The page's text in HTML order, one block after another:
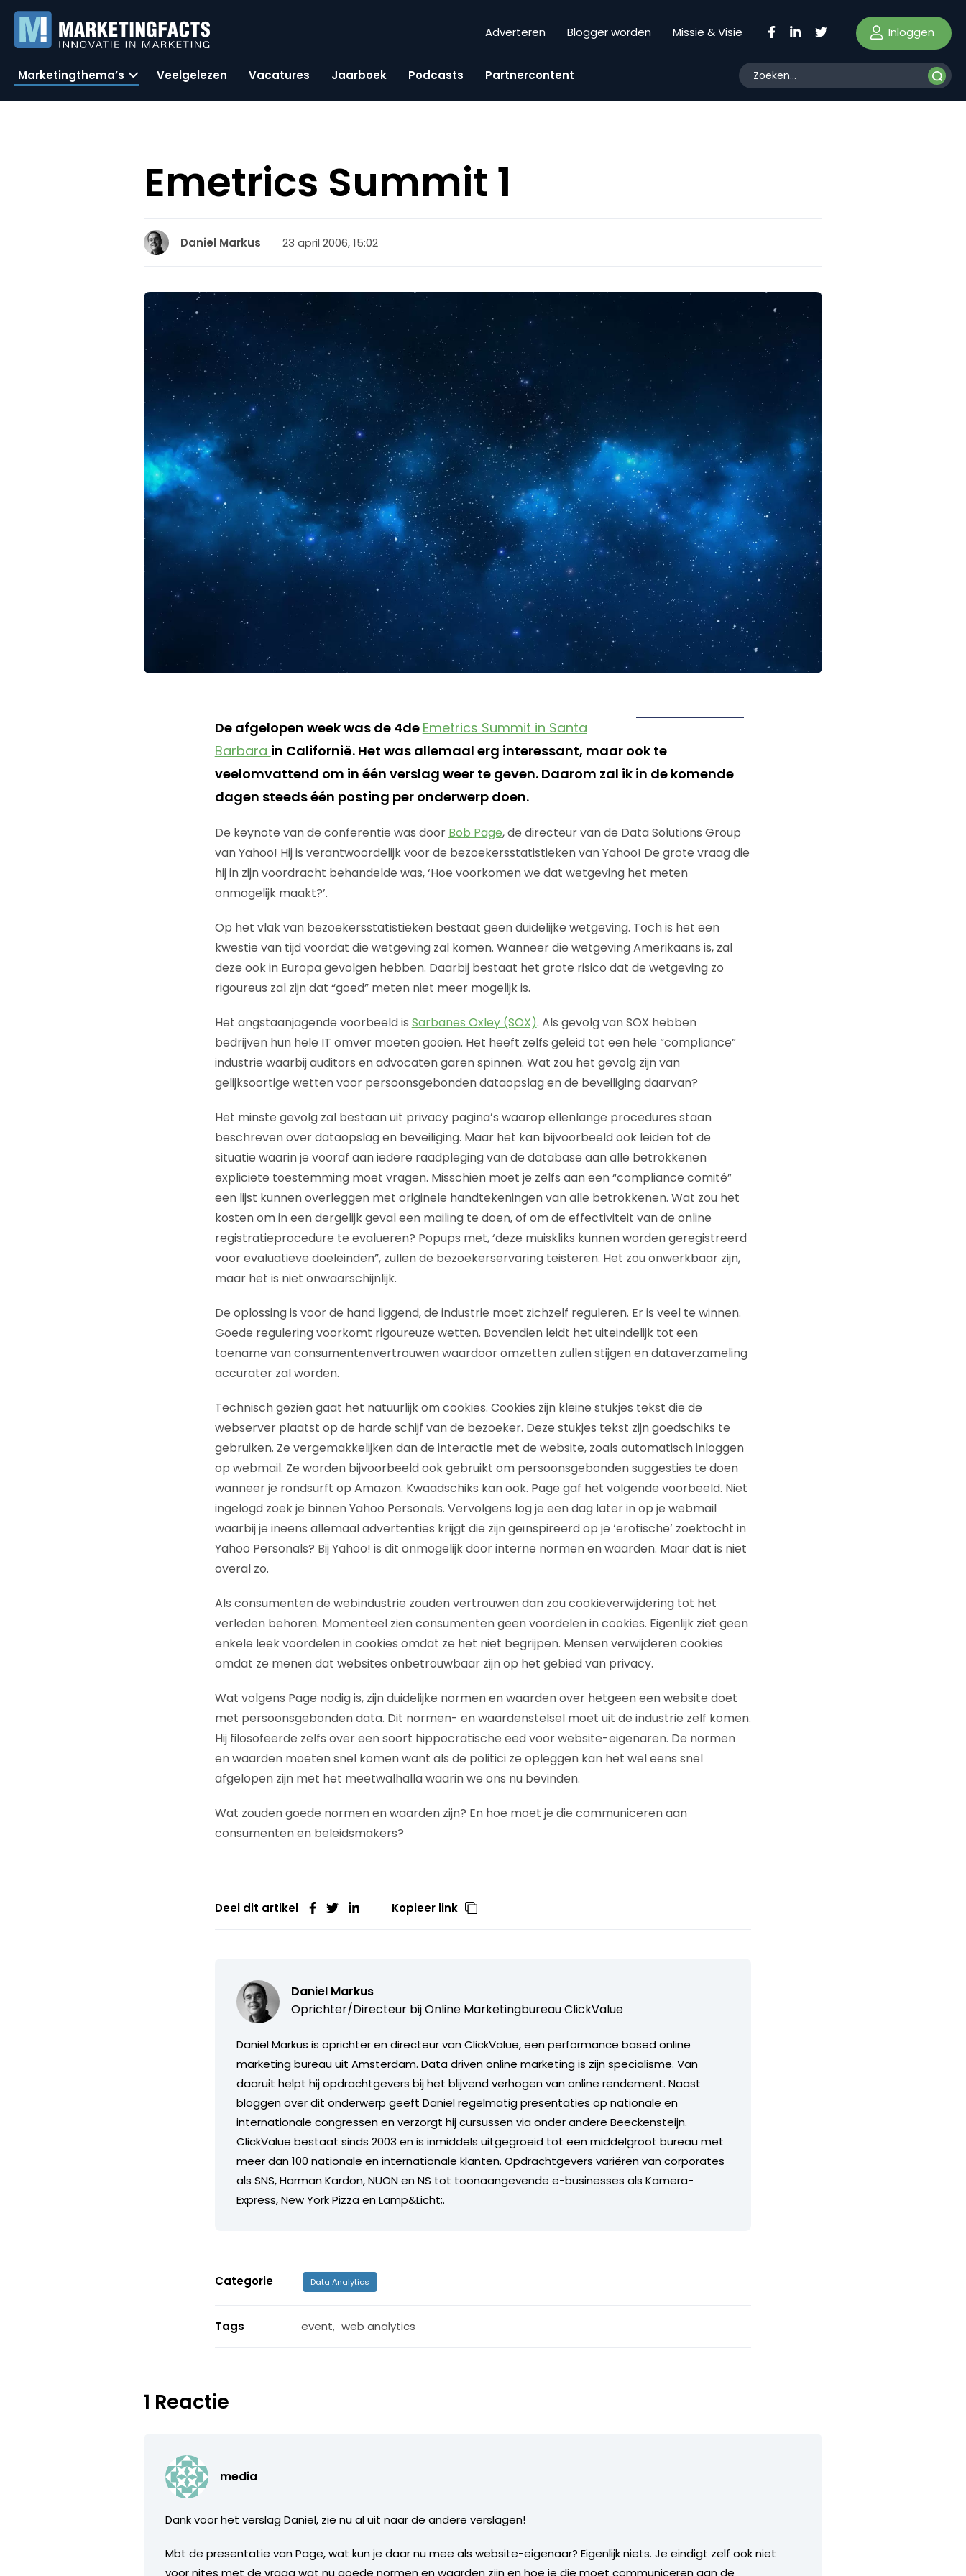
Adverteren Blogger worden Missie & Visie Inloggen
Marketingthema’s Veelgelezen Vacatures Jaarboek Podcasts Partnercontent
Emetrics Summit 1
Daniel Markus 23 april 2006, 15:02
De afgelopen week was de 4de Emetrics Summit in Santa
Barbara in Californië. Het was allemaal erg interessant, maar ook te
veelomvattend om in één verslag weer te geven. Daarom zal ik in de komende
dagen steeds één posting per onderwerp doen.
De keynote van de conferentie was door Bob Page, de directeur van de Data Solutions Group
van Yahoo! Hij is verantwoordelijk voor de bezoekersstatistieken van Yahoo! De grote vraag die
hij in zijn voordracht behandelde was, ‘Hoe voorkomen we dat wetgeving het meten
onmogelijk maakt?’.
Op het vlak van bezoekersstatistieken bestaat geen duidelijke wetgeving. Toch is het een
kwestie van tijd voordat die wetgeving zal komen. Wanneer die wetgeving Amerikaans is, zal
deze ook in Europa gevolgen hebben. Daarbij bestaat het grote risico dat de wetgeving zo
rigoureus zal zijn dat “goed” meten niet meer mogelijk is.
Het angstaanjagende voorbeeld is Sarbanes Oxley (SOX). Als gevolg van SOX hebben
bedrijven hun hele IT omver moeten gooien. Het heeft zelfs geleid tot een hele “compliance”
industrie waarbij auditors en advocaten garen spinnen. Wat zou het gevolg zijn van
gelijksoortige wetten voor persoonsgebonden dataopslag en de beveiliging daarvan?
Het minste gevolg zal bestaan uit privacy pagina’s waarop ellenlange procedures staan
beschreven over dataopslag en beveiliging. Maar het kan bijvoorbeeld ook leiden tot de
situatie waarin je vooraf aan iedere raadpleging van de database aan alle betrokkenen
expliciete toestemming moet vragen. Misschien moet je zelfs aan een “compliance comité”
een lijst kunnen overleggen met originele handtekeningen van alle betrokkenen. Wat zou het
kosten om in een dergelijk geval een mailing te doen, of om de effectiviteit van de online
registratieprocedure te evalueren? Popups met, ‘deze muiskliks kunnen worden geregistreerd
voor evaluatieve doeleinden”, zullen de bezoekerservaring teisteren. Het zou onwerkbaar zijn,
maar het is niet onwaarschijnlijk.
De oplossing is voor de hand liggend, de industrie moet zichzelf reguleren. Er is veel te winnen.
Goede regulering voorkomt rigoureuze wetten. Bovendien leidt het uiteindelijk tot een
toename van consumentenvertrouwen waardoor omzetten zullen stijgen en dataverzameling
accurater zal worden.
Technisch gezien gaat het natuurlijk om cookies. Cookies zijn kleine stukjes tekst die de
webserver plaatst op de harde schijf van de bezoeker. Deze stukjes tekst zijn goedschiks te
gebruiken. Ze vergemakkelijken dan de interactie met de website, zoals automatisch inloggen
op webmail. Ze worden bijvoorbeeld ook gebruikt om persoonsgebonden suggesties te doen
wanneer je rondsurft op Amazon. Kwaadschiks kan ook. Page gaf het volgende voorbeeld. Niet
ingelogd zoek je binnen Yahoo Personals. Vervolgens log je een dag later in op je webmail
waarbij je ineens allemaal advertenties krijgt die zijn geïnspireerd op je ‘erotische’ zoektocht in
Yahoo Personals? Bij Yahoo! is dit onmogelijk door interne normen en waarden. Maar dat is niet
overal zo.
Als consumenten de webindustrie zouden vertrouwen dan zou cookieverwijdering tot het
verleden behoren. Momenteel zien consumenten geen voordelen in cookies. Eigenlijk ziet geen
enkele leek voordelen in cookies omdat ze het niet begrijpen. Mensen verwijderen cookies
omdat ze menen dat websites onbetrouwbaar zijn op het gebied van privacy.
Wat volgens Page nodig is, zijn duidelijke normen en waarden over hetgeen een website doet
met persoonsgebonden data. Dit normen- en waardenstelsel moet uit de industrie zelf komen.
Hij filosofeerde zelfs over een soort hippocratische eed voor website-eigenaren. De normen
en waarden moeten snel komen want als de politici ze opleggen kan het wel eens snel
afgelopen zijn met het meetwalhalla waarin we ons nu bevinden.
Wat zouden goede normen en waarden zijn? En hoe moet je die communiceren aan
consumenten en beleidsmakers?
Deel dit artikel Kopieer link
Daniel Markus
Oprichter/Directeur bijOnline Marketingbureau ClickValue
Daniël Markus is oprichter en directeur van ClickValue, een performance based online
marketing bureau uit Amsterdam. Data driven online marketing is zijn specialisme. Van
daaruit helpt hij opdrachtgevers bij het blijvend verhogen van online rendement. Naast
bloggen over dit onderwerp geeft Daniel regelmatig presentaties op nationale en
internationale congressen en verzorgt hij cursussen via onder andere Beeckensteijn.
ClickValue bestaat sinds 2003 en is inmiddels uitgegroeid tot een middelgroot bureau met
meer dan 100 nationale en internationale klanten. Opdrachtgevers variëren van corporates
als SNS, Harman Kardon, NUON en NS tot toonaangevende e-businesses als Kamera-
Express, New York Pizza en Lamp&Licht;.
Categorie Data Analytics
Tags event, web analytics
1 Reactie
media
Dank voor het verslag Daniel, zie nu al uit naar de andere verslagen!
Mbt de presentatie van Page, wat kun je daar nu mee als website-eigenaar? Eigenlijk niets. Je eindigt zelf ook niet
voor nites met de vraag wat nu goede normen en waarden zijn en hoe je die moet communiceren aan de